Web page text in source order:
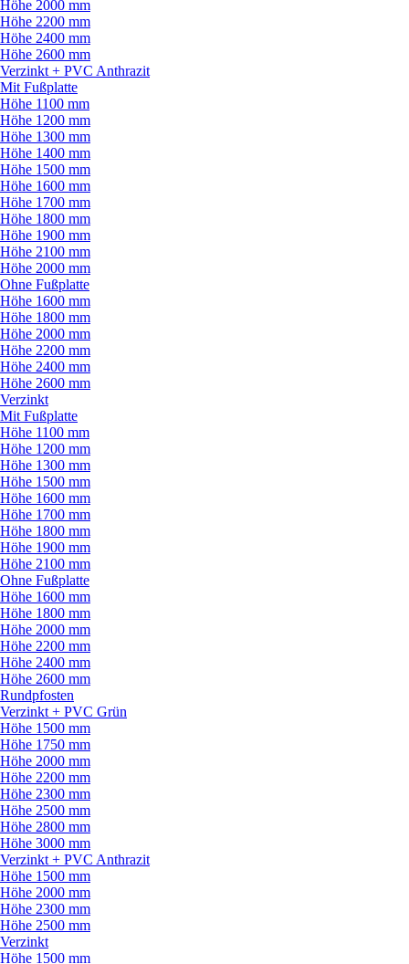
Höhe 2000 mm
Höhe 2200 mm
Höhe 2400 mm
Höhe 2600 mm
Verzinkt + PVC Anthrazit
Mit Fußplatte
Höhe 1100 mm
Höhe 1200 mm
Höhe 1300 mm
Höhe 1400 mm
Höhe 1500 mm
Höhe 1600 mm
Höhe 1700 mm
Höhe 1800 mm
Höhe 1900 mm
Höhe 2100 mm
Höhe 2000 mm
Ohne Fußplatte
Höhe 1600 mm
Höhe 1800 mm
Höhe 2000 mm
Höhe 2200 mm
Höhe 2400 mm
Höhe 2600 mm
Verzinkt
Mit Fußplatte
Höhe 1100 mm
Höhe 1200 mm
Höhe 1300 mm
Höhe 1500 mm
Höhe 1600 mm
Höhe 1700 mm
Höhe 1800 mm
Höhe 1900 mm
Höhe 2100 mm
Ohne Fußplatte
Höhe 1600 mm
Höhe 1800 mm
Höhe 2000 mm
Höhe 2200 mm
Höhe 2400 mm
Höhe 2600 mm
Rundpfosten
Verzinkt + PVC Grün
Höhe 1500 mm
Höhe 1750 mm
Höhe 2000 mm
Höhe 2200 mm
Höhe 2300 mm
Höhe 2500 mm
Höhe 2800 mm
Höhe 3000 mm
Verzinkt + PVC Anthrazit
Höhe 1500 mm
Höhe 2000 mm
Höhe 2300 mm
Höhe 2500 mm
Verzinkt
Höhe 1500 mm